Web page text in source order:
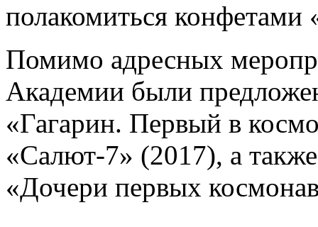
полакомиться конфетами
Помимо адресных
Академии были
«Гагарин. Первый в
«Салют-7» (2017), а
«Дочери первых